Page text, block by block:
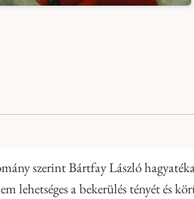
szerint Bártfay László
lehetséges a bekerülés tényét és